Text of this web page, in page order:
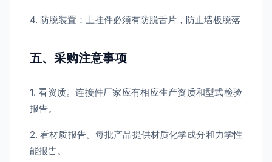
4. 防脱装置：上挂件必须有防脱舌片，防止墙板脱落
五、采购注意事项
1. 看资质。连接件厂家应有相应生产资质和型式检验
报告。
2. 看材质报告。每批产品提供材质化学成分和力学性
能报告。